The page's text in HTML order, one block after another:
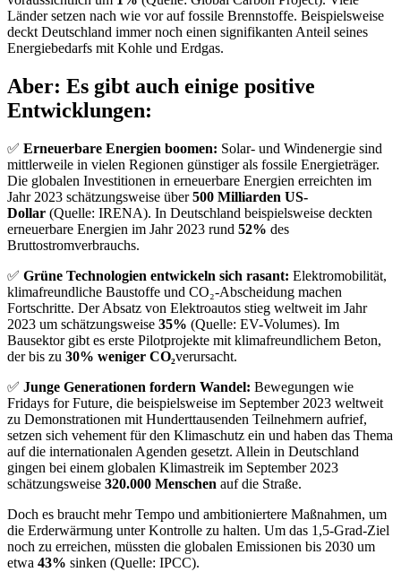
Länder setzen nach wie vor auf fossile Brennstoffe. Beispielsweise
deckt Deutschland immer noch einen signifikanten Anteil seines
Energiebedarfs mit Kohle und Erdgas.
Aber: Es gibt auch einige positive
Entwicklungen:
✅ Erneuerbare Energien boomen: Solar- und Windenergie sind
mittlerweile in vielen Regionen günstiger als fossile Energieträger.
Die globalen Investitionen in erneuerbare Energien erreichten im
Jahr 2023 schätzungsweise über 500 Milliarden US-
Dollar (Quelle: IRENA). In Deutschland beispielsweise deckten
erneuerbare Energien im Jahr 2023 rund 52% des
Bruttostromverbrauchs.
✅ Grüne Technologien entwickeln sich rasant: Elektromobilität,
klimafreundliche Baustoffe und CO₂-Abscheidung machen
Fortschritte. Der Absatz von Elektroautos stieg weltweit im Jahr
2023 um schätzungsweise 35% (Quelle: EV-Volumes). Im
Bausektor gibt es erste Pilotprojekte mit klimafreundlichem Beton,
der bis zu 30% weniger CO₂verursacht.
✅ Junge Generationen fordern Wandel: Bewegungen wie
Fridays for Future, die beispielsweise im September 2023 weltweit
zu Demonstrationen mit Hunderttausenden Teilnehmern aufrief,
setzen sich vehement für den Klimaschutz ein und haben das Thema
auf die internationalen Agenden gesetzt. Allein in Deutschland
gingen bei einem globalen Klimastreik im September 2023
schätzungsweise 320.000 Menschen auf die Straße.
Doch es braucht mehr Tempo und ambitioniertere Maßnahmen, um
die Erderwärmung unter Kontrolle zu halten. Um das 1,5-Grad-Ziel
noch zu erreichen, müssten die globalen Emissionen bis 2030 um
etwa 43% sinken (Quelle: IPCC).